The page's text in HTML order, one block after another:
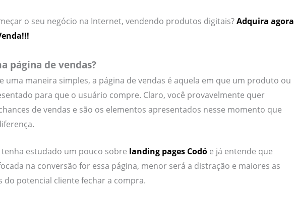
o seu negócio na Internet, vendendo produtos digitais?Adquira agora
página de vendas?
uma maneira simples, a página de vendas é aquela em que um produto ou
para que o usuário compre. Claro, você provavelmente quer
de vendas e são os elementos apresentados nesse momento que
tenha estudado um pouco sobre landing pages Codóe já entende que
na conversão for essa página, menor será a distração e maiores as
do potencial cliente fechar a compra.